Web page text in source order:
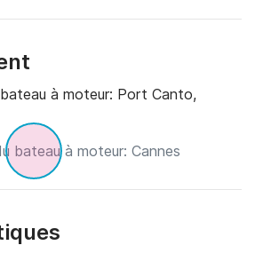
pas autorisé à bord.
votre repas et vos
et une glacière seront à
: 200 €
courte vidéo pour la journée
à moteur: Port Canto,